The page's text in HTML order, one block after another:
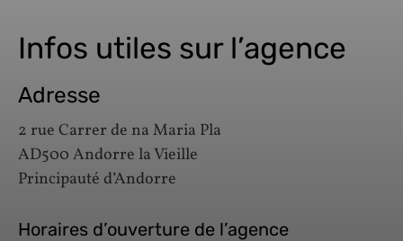
Infos utiles sur l’agence
Adresse
2 rue Carrer de na Maria Pla
AD500 Andorre la Vieille
Principauté d’Andorre
Horaires d’ouverture de l’agence